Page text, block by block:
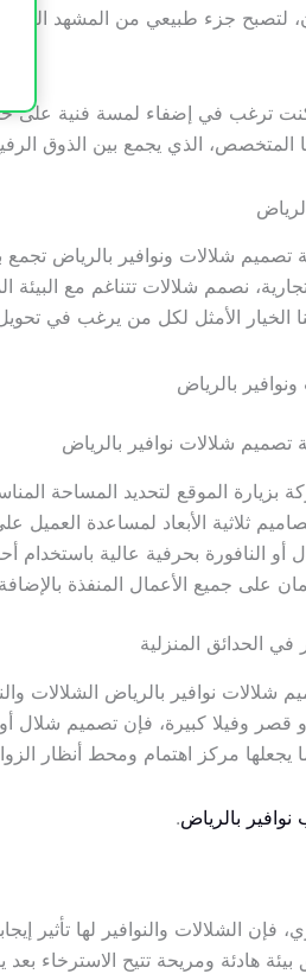
لتصبح جزء طبيعي من المشهد
ترغب في إضفاء لمسة فنية على
الذي يجمع بين الذوق
شلالات ونوافير بالرياض
نصمم شلالات تتناغم مع
الخيار الأمثل لكل من يرغب في
شلالات نوافير بالرياض
بزيارة الموقع لتحديد المساحة
ثلاثية الأبعاد لمساعدة العميل على
أو النافورة بحرفية عالية باستخدام
على جميع الأعمال المنفذة
في الحدائق المنزلية
شلالات نوافير بالرياض الشلالات
قصر وفيلا كبيرة، فإن تصميم شلال
يجعلها مركز اهتمام ومحط أنظار
بالرياض.
فإن الشلالات والنوافير لها تأثير
هادئة ومريحة تتيح الاسترخاء